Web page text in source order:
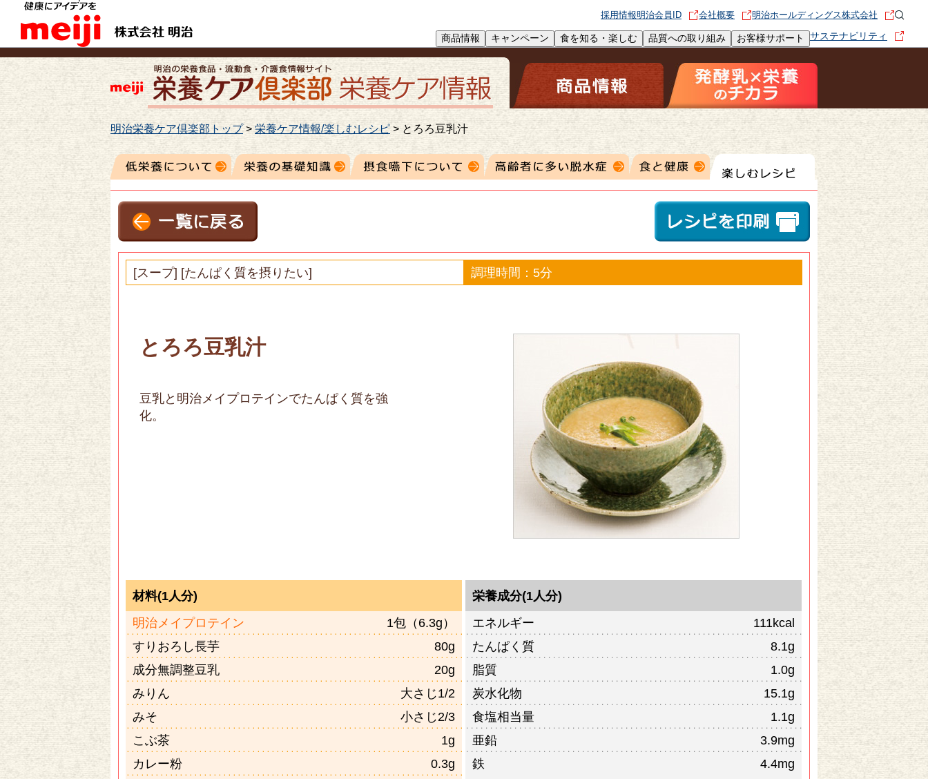
商品情報 キャンペーン 食を知る・楽しむ 品質への取り組み お客様サポート サステナビリティ
採用情報明治会員ID 会社概要 明治ホールディングス株式会社
明治栄養ケア倶楽部トップ> 栄養ケア情報/楽しむレシピ > とろろ豆乳汁
[スープ] [たんぱく質を摂りたい] 調理時間：5分
とろろ豆乳汁
豆乳と明治メイプロテインでたんぱく質を強
化。
材料(1人分)
明治メイプロテイン
1包（6.3g）
すりおろし長芋
80g
成分無調整豆乳
20g
みりん
大さじ1/2
みそ
小さじ2/3
こぶ茶
1g
カレー粉
0.3g
栄養成分(1人分)
エネルギー
111kcal
たんぱく質
8.1g
脂質
1.0g
炭水化物
15.1g
食塩相当量
1.1g
亜鉛
3.9mg
鉄
4.4mg